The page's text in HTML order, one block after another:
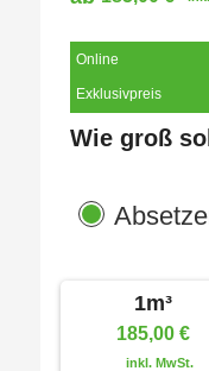
Online
Exklusivpreis
Wie groß
1m³
185,00€
inkl. MwSt.